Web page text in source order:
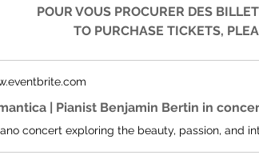
POUR VOUS PROCURER DES
TO PURCHASE TICKETS,
| Pianist Benjamin Bertin in
concert exploring the beauty, passion, and